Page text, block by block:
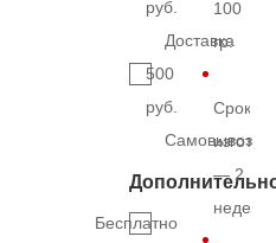
руб.
Доставка
500
руб.
Самовывоз
Бесплатно
100
гр.
Срок
— 2
недели